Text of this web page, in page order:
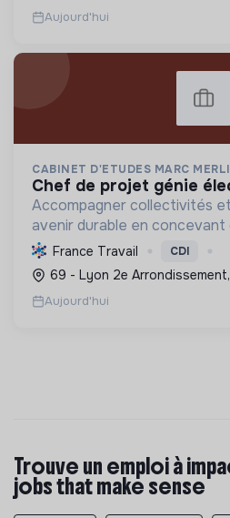
Aujourd'hui
CABINET D'ETUDES MARC
chef de projet génie
Accompagner collectivités
avenir durable en
et solutions innovantes pour
déchets et l'aménagement,
transition ...
France Travail CDI
69 - Lyon 2e
Aujourd'hui
Trouve un emploi à
jobs that make sense